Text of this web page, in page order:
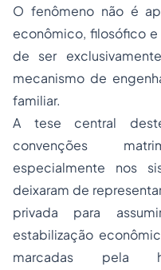
O fenômeno não é
econômico, filosófico
de ser
mecanismo de
familiar.
A tese central
convenções
especialmente nos
deixaram de
privada para
estabilização
marcadas pela